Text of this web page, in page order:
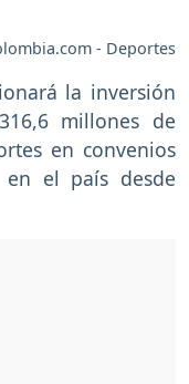
- Deportes
la inversión
millones de
en convenios
el país desde